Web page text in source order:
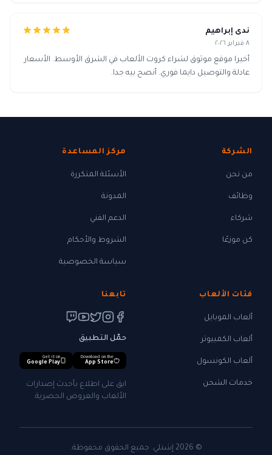
ندى إبراهيم
٨ فبراير ٢٠٢٦
أخيرا موقع موثوق لشراء كروت الألعاب في الشرق الأوسط. الأسعار
عادلة والتوصيل دايما فوري. أنصح بيه جدا.
الشركة
من نحن
وظائف
شركاء
كن موزعًا
مركز المساعدة
الأسئلة المتكررة
المدونة
الدعم الفني
الشروط والأحكام
سياسة الخصوصية
فئات الألعاب
ألعاب الموبايل
ألعاب الكمبيوتر
ألعاب الكونسول
خدمات الشحن
تابعنا
حمّل التطبيق
Download on the
App Store
Get it on
Google Play
ابق على اطلاع بأحدث إصدارات
الألعاب والعروض الحصرية.
© 2026 إشنلي. جميع الحقوق محفوظة.